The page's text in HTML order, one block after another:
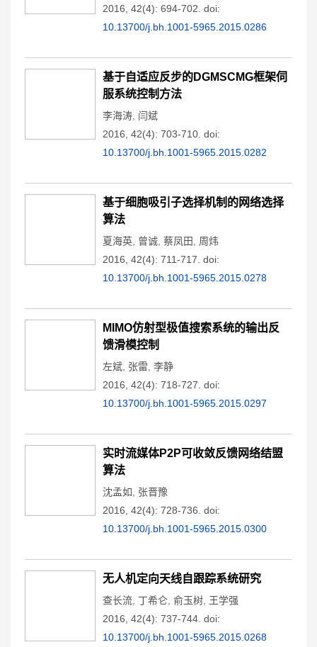
2016, 42(4): 694-702. doi:
10.13700/j.bh.1001-5965.2015.0286
基于自适应反步的DGMSCMG框架伺
服系统控制方法
李海涛 闫斌
2016, 42(4): 703-710. doi:
10.13700/j.bh.1001-5965.2015.0282
基于细胞吸引子选择机制的网络选择
算法
夏海英 曾诚 蔡凤田
周炜
2016, 42(4): 711-717. doi:
10.13700/j.bh.1001-5965.2015.0278
MIMO仿射型极值搜索系统的输出反
馈滑模控制
左斌 张雷 李静
2016, 42(4): 718-727. doi:
10.13700/j.bh.1001-5965.2015.0297
实时流媒体P2P可收敛反馈网络结盟
算法
沈孟如
张晋豫
2016, 42(4): 728-736. doi:
10.13700/j.bh.1001-5965.2015.0300
无人机定向天线自跟踪系统研究
查长流 丁希仑 俞玉树 王学强
2016, 42(4): 737-744. doi:
10.13700/j.bh.1001-5965.2015.0268